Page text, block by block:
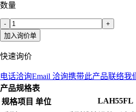
数量
-
+
加入询价单
快速询价
电话洽询Email 洽询携带此产品联络我们
产品规格表
规格项目 单位
LAH55FL